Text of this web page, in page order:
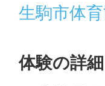
生駒市体
体験の詳細